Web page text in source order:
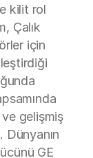
kilit rol
Çalık
için
ve gelişmiş
Dünyanın
GE